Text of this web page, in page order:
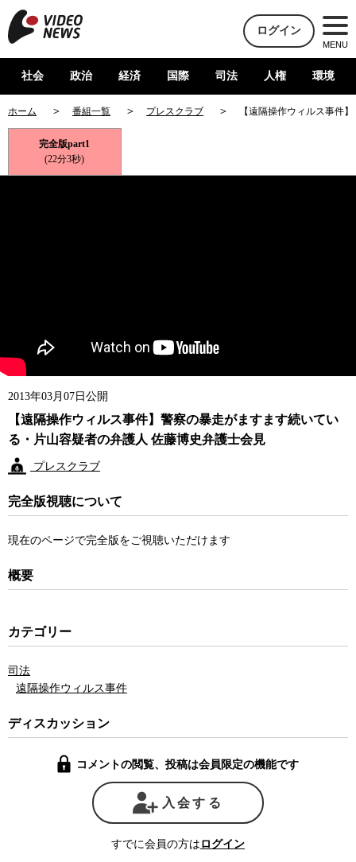
ログイン
MENU
社会 政治 経済 国際 司法 人権 環境
ホーム 番組一覧 プレスクラブ 【遠隔操作ウィルス事件
完全版part1
(22分3秒)
2013年03月07日公開
【遠隔操作ウィルス事件】警察の暴走がますます続いてい
る・片山容疑者の弁護人 佐藤博史弁護士会見
プレスクラブ
完全版視聴について
現在のページで完全版をご視聴いただけます
概要
カテゴリー
司法
遠隔操作ウィルス事件
ディスカッション
コメントの閲覧、投稿は会員限定の機能です
入会する
すでに会員の方は ログイン